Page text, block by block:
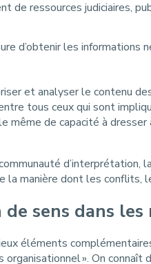
de ressources judiciaires,
d’obtenir les informations
et analyser le contenu
tous ceux qui sont
même de capacité à
manière dont les conflits,
sens dans les
éléments
». On